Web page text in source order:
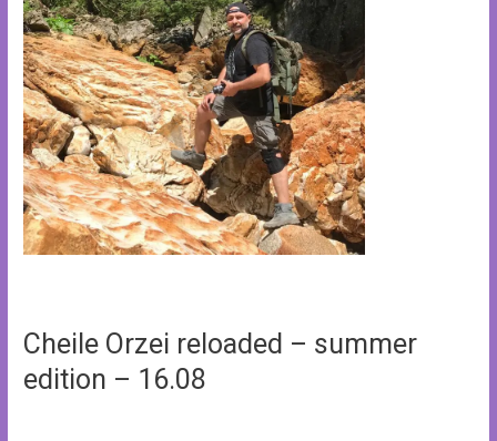
Cheile Orzei reloaded – summer
edition – 16.08